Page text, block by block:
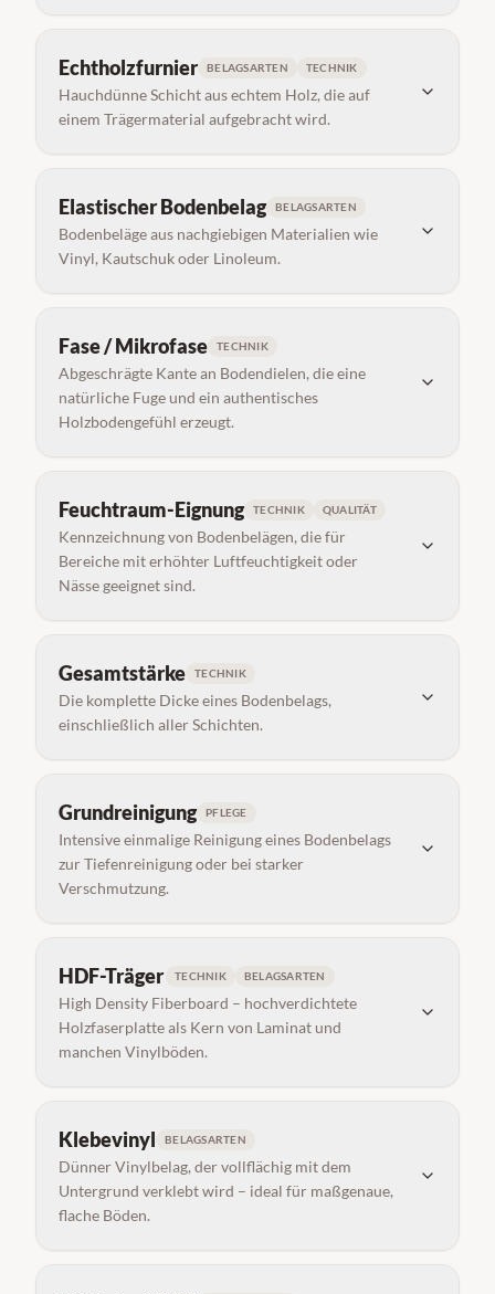
Echtholzfurnier BELAGSARTEN TECHNIK
Hauchdünne Schicht aus echtem Holz, die auf
einem Trägermaterial aufgebracht wird.
Elastischer Bodenbelag BELAGSARTEN
Bodenbeläge aus nachgiebigen Materialien wie
Vinyl, Kautschuk oder Linoleum.
Fase / Mikrofase TECHNIK
Abgeschrägte Kante an Bodendielen, die eine
natürliche Fuge und ein authentisches
Holzbodengefühl erzeugt.
Feuchtraum-Eignung TECHNIK QUALITÄT
Kennzeichnung von Bodenbelägen, die für
Bereiche mit erhöhter Luftfeuchtigkeit oder
Nässe geeignet sind.
Gesamtstärke TECHNIK
Die komplette Dicke eines Bodenbelags,
einschließlich aller Schichten.
Grundreinigung PFLEGE
Intensive einmalige Reinigung eines Bodenbelags
zur Tiefenreinigung oder bei starker
Verschmutzung.
HDF-Träger TECHNIK BELAGSARTEN
High Density Fiberboard – hochverdichtete
Holzfaserplatte als Kern von Laminat und
manchen Vinylböden.
Klebevinyl BELAGSARTEN
Dünner Vinylbelag, der vollflächig mit dem
Untergrund verklebt wird – ideal für maßgenaue,
flache Böden.